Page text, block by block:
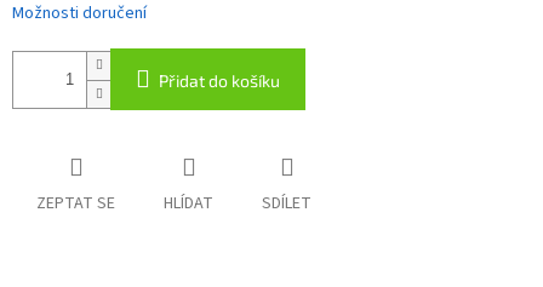
Možnosti doručení
Přidat do košíku
ZEPTAT SE HLÍDAT SDÍLET